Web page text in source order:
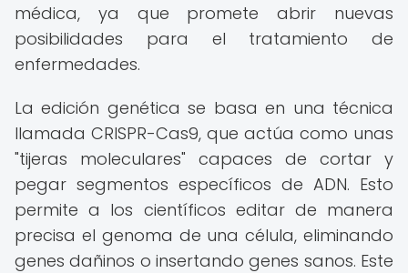
médica, ya que promete abrir nuevas
posibilidades para el tratamiento de
enfermedades.
La edición genética se basa en una técnica
llamada CRISPR-Cas9, que actúa como unas
"tijeras moleculares" capaces de cortar y
pegar segmentos específicos de ADN. Esto
permite a los científicos editar de manera
precisa el genoma de una célula, eliminando
genes dañinos o insertando genes sanos. Este